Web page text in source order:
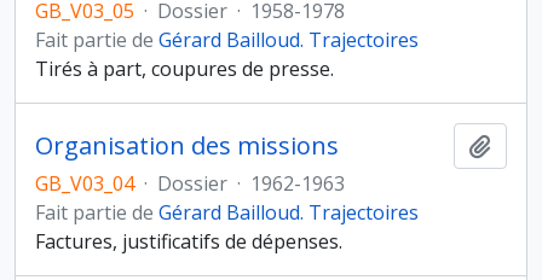
GB_V03_05 · Dossier · 1958-1978
Fait partie de Gérard Bailloud. Trajectoires
Tirés à part, coupures de presse.
Organisation des missions
GB_V03_04 · Dossier · 1962-1963
Fait partie de Gérard Bailloud. Trajectoires
Factures, justificatifs de dépenses.